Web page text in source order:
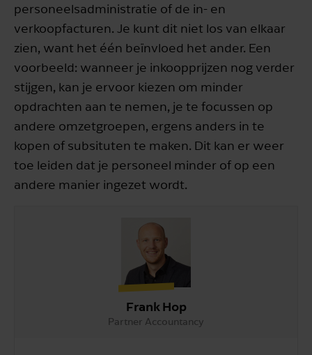
personeelsadministratie of de in- en
verkoopfacturen. Je kunt dit niet los van elkaar
zien, want het één beïnvloed het ander. Een
voorbeeld: wanneer je inkoopprijzen nog verder
stijgen, kan je ervoor kiezen om minder
opdrachten aan te nemen, je te focussen op
andere omzetgroepen, ergens anders in te
kopen of subsituten te maken. Dit kan er weer
toe leiden dat je personeel minder of op een
andere manier ingezet wordt.
Frank Hop
Partner Accountancy